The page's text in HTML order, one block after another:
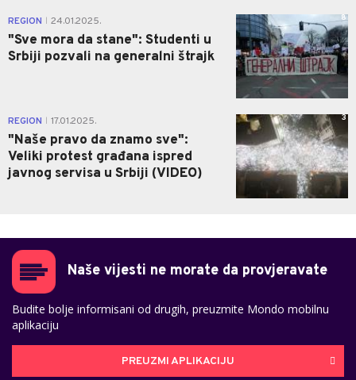
REGION 24.01.2025.
"Sve mora da stane": Studenti u
Srbiji pozvali na generalni štrajk
8
REGION 17.01.2025.
"Naše pravo da znamo sve":
Veliki protest građana ispred
javnog servisa u Srbiji (VIDEO)
3
Naše vijesti ne morate da provjeravate
Budite bolje informisani od drugih, preuzmite Mondo mobilnu
aplikaciju
PREUZMI APLIKACIJU